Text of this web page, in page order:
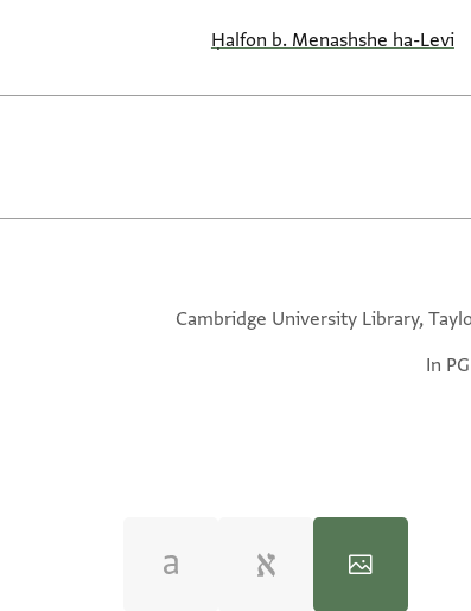
Ḥalfon b. Menashshe ha-Levi
Cambridge University Library,
In